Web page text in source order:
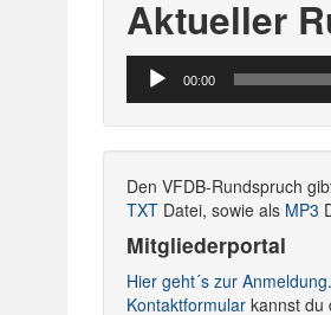
Aktueller
Audio-
Player
00:00
Den VFDB-Rundspruch
TXT Datei, sowie als MP3
Mitgliederportal
Hier geht´s zur Anmeldung.
Kontaktformular kannst du